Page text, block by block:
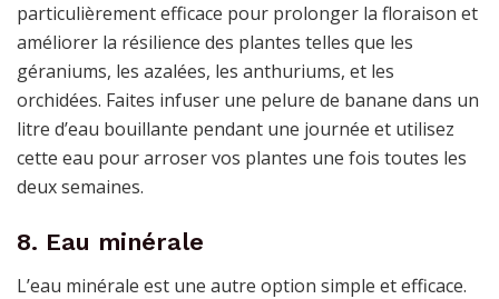
particulièrement efficace pour prolonger la floraison et
améliorer la résilience des plantes telles que les
géraniums, les azalées, les anthuriums, et les
orchidées. Faites infuser une pelure de banane dans un
litre d’eau bouillante pendant une journée et utilisez
cette eau pour arroser vos plantes une fois toutes les
deux semaines.
8. Eau minérale
L’eau minérale est une autre option simple et efficace.